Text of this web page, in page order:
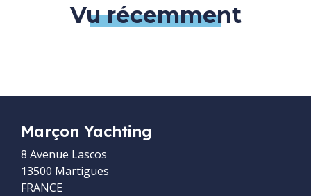
Vu récemment
Marçon Yachting
8 Avenue Lascos
13500 Martigues
FRANCE